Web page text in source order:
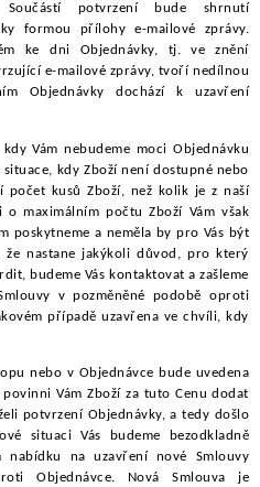
Součástí potvrzení bude shrnutí
formou přílohy e-mailové zprávy.
ke dni Objednávky, tj. ve znění
e-mailové zprávy, tvoří nedílnou
Objednávky dochází k uzavření
Vám nebudeme moci Objednávku
kdy Zboží není dostupné nebo
počet kusů Zboží, než kolik je z naší
o maximálním počtu Zboží Vám však
poskytneme a neměla by pro Vás být
že nastane jakýkoli důvod, pro který
budeme Vás kontaktovat a zašleme
v pozměněné podobě oproti
případě uzavřena ve chvíli, kdy
nebo v Objednávce bude uvedena
Vám Zboží za tuto Cenu dodat
potvrzení Objednávky, a tedy došlo
situaci Vás budeme bezodkladně
nabídku na uzavření nové Smlouvy
Objednávce. Nová Smlouva je